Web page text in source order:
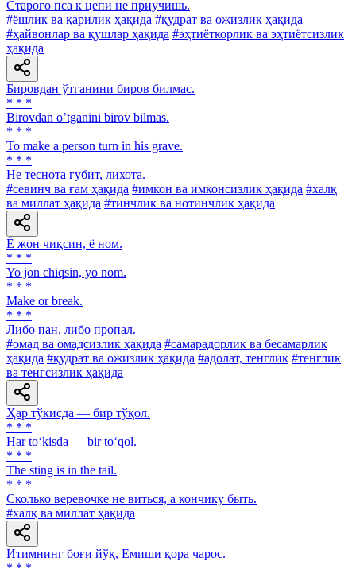
Старого пса к цепи не приучишь.
#ёшлик ва қарилик ҳақида #қудрат ва ожизлик ҳақида
#ҳайвонлар ва қушлар ҳақида #эҳтиёткорлик ва эҳтиётсизлик
ҳақида
Бировдан ўтганини биров билмас.
* * *
Birovdan oʼtganini birov bilmas.
* * *
To make a person turn in his grave.
* * *
He теснота губит, лихота.
#севинч ва ғам ҳақида #имкон ва имконсизлик ҳақида #халқ
ва миллат ҳақида #тинчлик ва нотинчлик ҳақида
Ё жон чиқсин, ё ном.
* * *
Yo jon chiqsin, yo nom.
* * *
Make or break.
* * *
Либо пан, либо пропал.
#омад ва омадсизлик ҳақида #самарадорлик ва бесамарлик
ҳақида #қудрат ва ожизлик ҳақида #адолат, тенглик #тенглик
ва тенгсизлик ҳақида
Ҳар тўкисда — бир тўқол.
* * *
Har to‘kisda — bir to‘qol.
* * *
The sting is in the tail.
* * *
Сколько веревочке не виться, а кончику быть.
#халқ ва миллат ҳақида
Итимнинг боғи йўқ, Емиши қора чарос.
* * *